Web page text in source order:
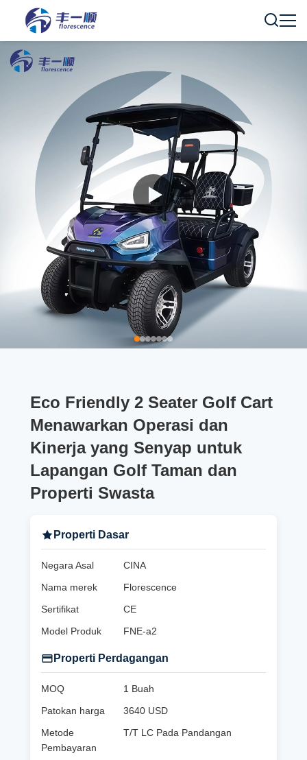
Eco Friendly 2 Seater Golf Cart
Menawarkan Operasi dan
Kinerja yang Senyap untuk
Lapangan Golf Taman dan
Properti Swasta
Properti Dasar
Negara Asal
CINA
Nama merek
Florescence
Sertifikat
CE
Model Produk
FNE-a2
Properti Perdagangan
MOQ
1 Buah
Patokan harga
3640 USD
Metode
Pembayaran
T/T LC Pada Pandangan